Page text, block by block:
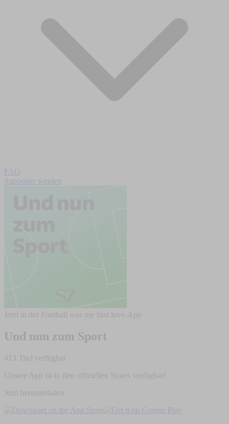
FAQ
Supporter werden
Jetzt in der Football was my first love-App
Und nun zum Sport
413 Titel verfügbar
Unsere App ist in den offiziellen Stores verfügbar!
Jetzt herunterladen